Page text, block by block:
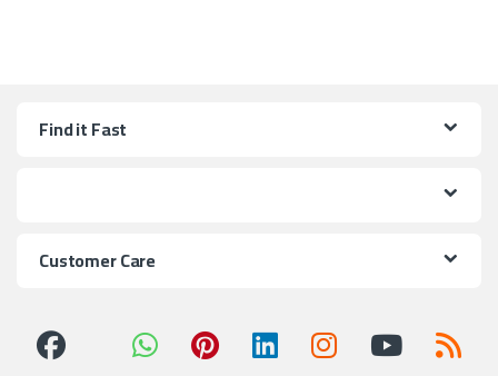
Find it Fast
Customer Care